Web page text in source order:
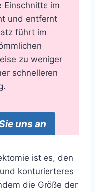
Einschnitte im
und entfernt
führt im
zu weniger
schnelleren
uns an
ist es, den
konturierteres
die Größe der